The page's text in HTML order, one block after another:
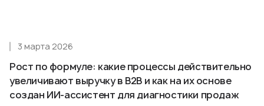
Рост по формуле: какие процессы действительно
увеличивают выручку в B2B и как на их основе
создан ИИ-ассистент для диагностики продаж
3 марта 2026